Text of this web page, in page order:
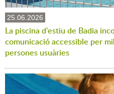
25.06.2026
La piscina d'estiu de Badia
comunicació accessible per
persones usuàries